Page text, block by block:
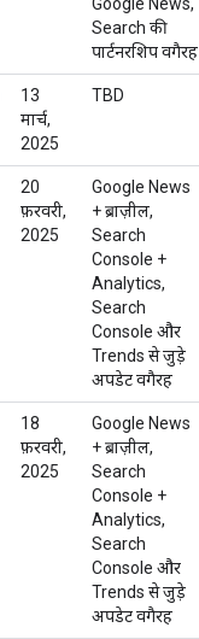
Search की
पार्टनरशिप वगैरह
13
मार्च,
2025
TBD
20
फ़रवरी,
2025
Google News
+ ब्राज़ील,
Search
Console +
Analytics,
Search
Console और
Trends से जुड़े
अपडेट वगैरह
18
फ़रवरी,
2025
Google News
+ ब्राज़ील,
Search
Console +
Analytics,
Search
Console और
Trends से जुड़े
अपडेट वगैरह